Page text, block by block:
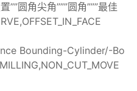
””圆角尖角”””圆角”””最佳
Bounding-Cylinder/-Bo